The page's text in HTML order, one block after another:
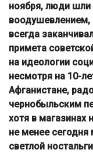
ноября, люди шли
воодушевлением,
всегда
примета
на идеологии
несмотря на 10-
Афганистане,
чернобыльским
хотя в магазинах
не менее
светлой